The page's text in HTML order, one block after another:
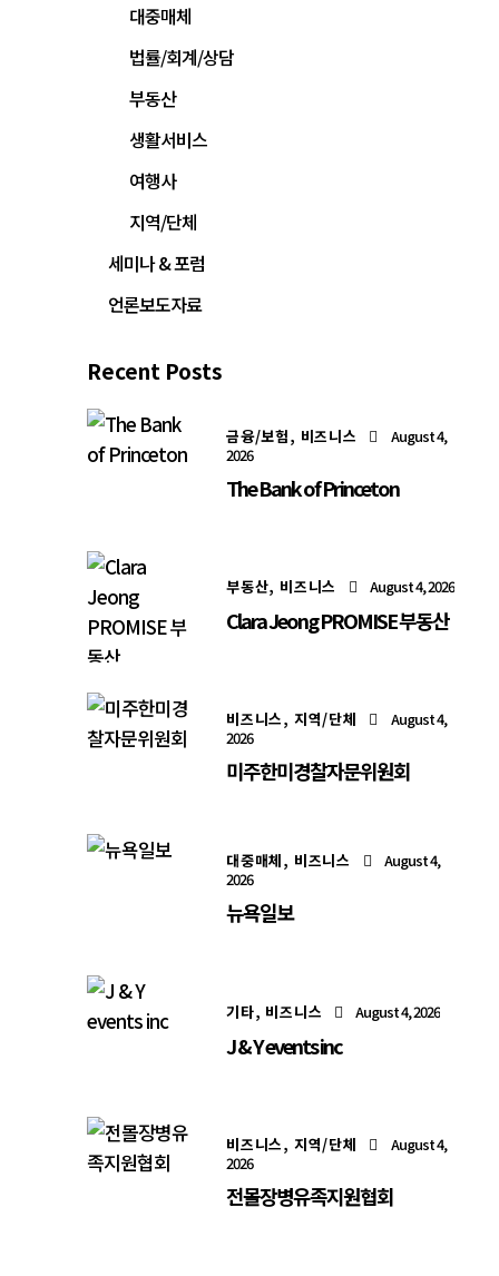
대중매체
법률/회계/상담
부동산
생활서비스
여행사
지역/단체
세미나 & 포럼
언론보도자료
Recent Posts
금융/보험, 비즈니스
August 4,
2026
The Bank of Princeton
부동산, 비즈니스 August 4, 2026
Clara Jeong PROMISE 부동산
비즈니스, 지역/단체
August 4,
2026
미주한미경찰자문위원회
대중매체, 비즈니스
August 4,
2026
뉴욕일보
기타, 비즈니스 August 4, 2026
J & Y events inc
비즈니스, 지역/단체
August 4,
2026
전몰장병유족지원협회